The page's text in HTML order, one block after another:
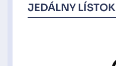
JEDÁLNY LÍSTOK